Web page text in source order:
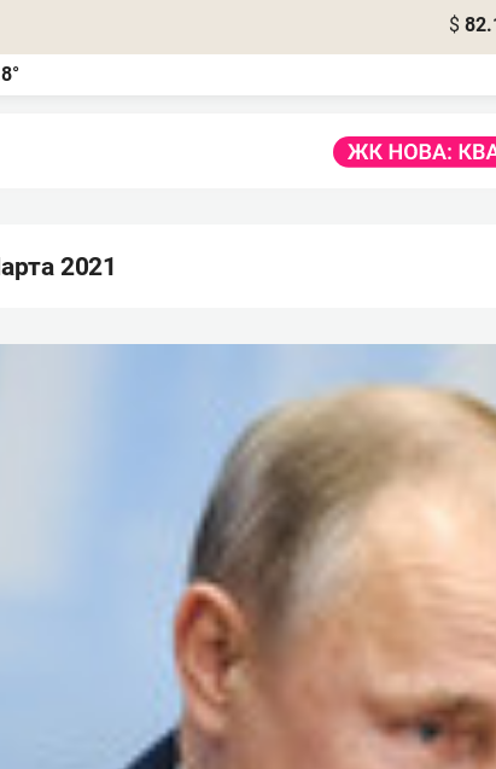
$
2021